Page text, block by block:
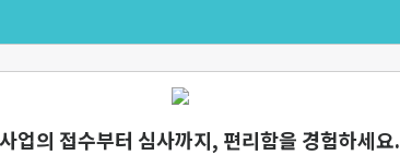
업의 접수부터 심사까지, 편리함을 경험하세요.